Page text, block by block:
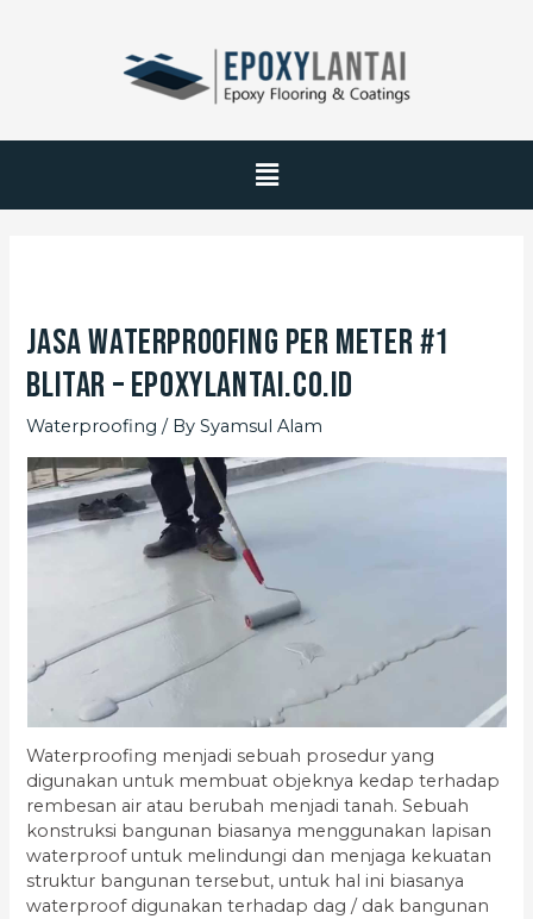
Jasa Waterproofing Per Meter #1
Blitar – EpoxyLantai.co.id
Waterproofing / BySyamsul Alam
Waterproofing menjadi sebuah prosedur yang
digunakan untuk membuat objeknya kedap terhadap
rembesan air atau berubah menjadi tanah. Sebuah
konstruksi bangunan biasanya menggunakan lapisan
waterproof untuk melindungi dan menjaga kekuatan
struktur bangunan tersebut, untuk hal ini biasanya
waterproof digunakan terhadap dag / dak bangunan